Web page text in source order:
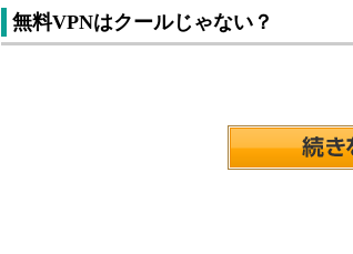
無料VPNはクールじゃない？